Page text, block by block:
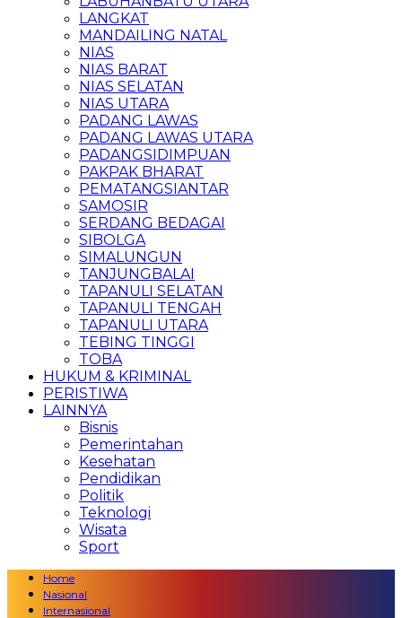
LANGKAT
MANDAILING NATAL
NIAS
NIAS BARAT
NIAS SELATAN
NIAS UTARA
PADANG LAWAS
PADANG LAWAS UTARA
PADANGSIDIMPUAN
PAKPAK BHARAT
PEMATANGSIANTAR
SAMOSIR
SERDANG BEDAGAI
SIBOLGA
SIMALUNGUN
TANJUNGBALAI
TAPANULI SELATAN
TAPANULI TENGAH
TAPANULI UTARA
TEBING TINGGI
TOBA
HUKUM & KRIMINAL
PERISTIWA
LAINNYA
Bisnis
Pemerintahan
Kesehatan
Pendidikan
Politik
Teknologi
Wisata
Sport
Home
Nasional
Internasional